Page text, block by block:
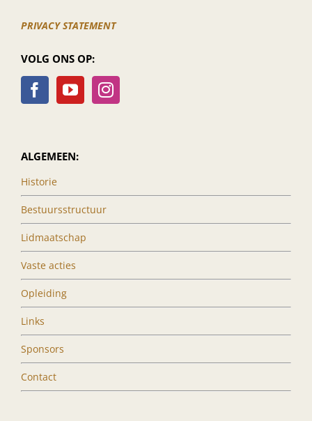
PRIVACY STATEMENT
VOLG ONS OP:
ALGEMEEN:
Historie
Bestuursstructuur
Lidmaatschap
Vaste acties
Opleiding
Links
Sponsors
Contact